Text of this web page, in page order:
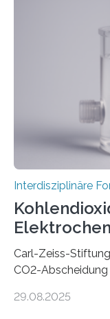
Roboter-Teams
allem wie? „Uns
dem Roboter
anderen
Prof. Dr. Christina
Technischen
Interdisziplinäre
Carl-Zeiss-
CO2-
von CO2-
29.08.2025